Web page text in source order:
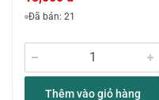
Đã bán: 21
Thêm vào giỏ hàng